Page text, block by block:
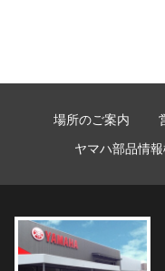
場所のご案内
ヤマハ部品情